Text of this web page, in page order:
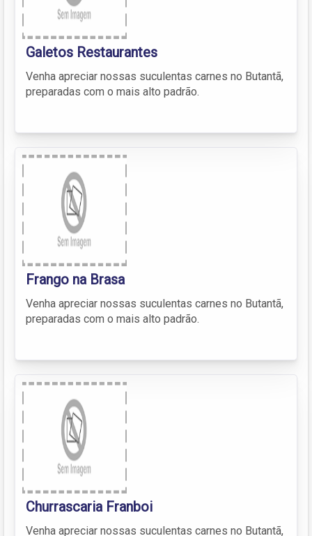
Galetos Restaurantes
Venha apreciar nossas suculentas carnes no Butantã,
preparadas com o mais alto padrão.
Frango na Brasa
Venha apreciar nossas suculentas carnes no Butantã,
preparadas com o mais alto padrão.
Churrascaria Franboi
Venha apreciar nossas suculentas carnes no Butantã,